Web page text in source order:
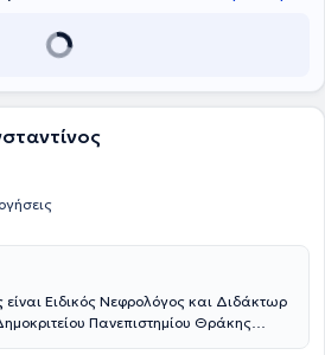
συνεχώς για τις εξελίξεις. Διαθέτει
της είναι η άμεση, σωστή και με
είναι Ειδικός Νεφρολόγος και Διδάκτωρ
Πανεπιστημίου Θράκης